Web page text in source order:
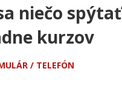
niečo spýtať
kurzov
/ TELEFÓN